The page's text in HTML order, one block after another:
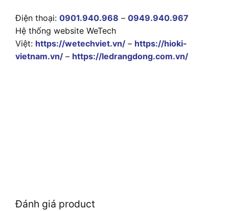
Điện thoại: 0901.940.968 – 0949.940.967
Hệ thống website WeTech
Việt: https://wetechviet.vn/ – https://hioki-
vietnam.vn/ – https://ledrangdong.com.vn/
Đánh giá product